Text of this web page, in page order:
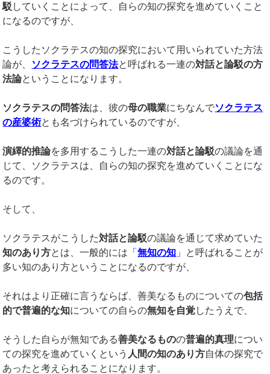
駁 していくことによって、自らの知の探究を進めていくこと
になるのですが、
こうしたソクラテスの知の探究において用いられていた方法
論が、 ソクラテスの問答法と呼ばれる一連の対話と論駁の方
法論ということになります。
ソクラテスの問答法は、彼の母の職業にちなんでソクラテス
の産婆術とも名づけられているのですが、
演繹的推論を多用するこうした一連の対話と論駁の議論を通
じて、ソクラテスは、自らの知の探究を進めていくことにな
るのです。
そして、
ソクラテスがこうした対話と論駁の議論を通じて求めていた
知のあり方とは、一般的には 「無知の知 」 と呼ばれることが
多い知のあり方ということになるのですが、
それはより正確に言うならば、善美なるものについての包括
的で普遍的な知についての自らの無知を自覚したうえで、
そうした自らが無知である善美なるものの普遍的真理につい
ての探究を進めていくという 人間の知のあり方自体の探究で
あったと考えられることになります。